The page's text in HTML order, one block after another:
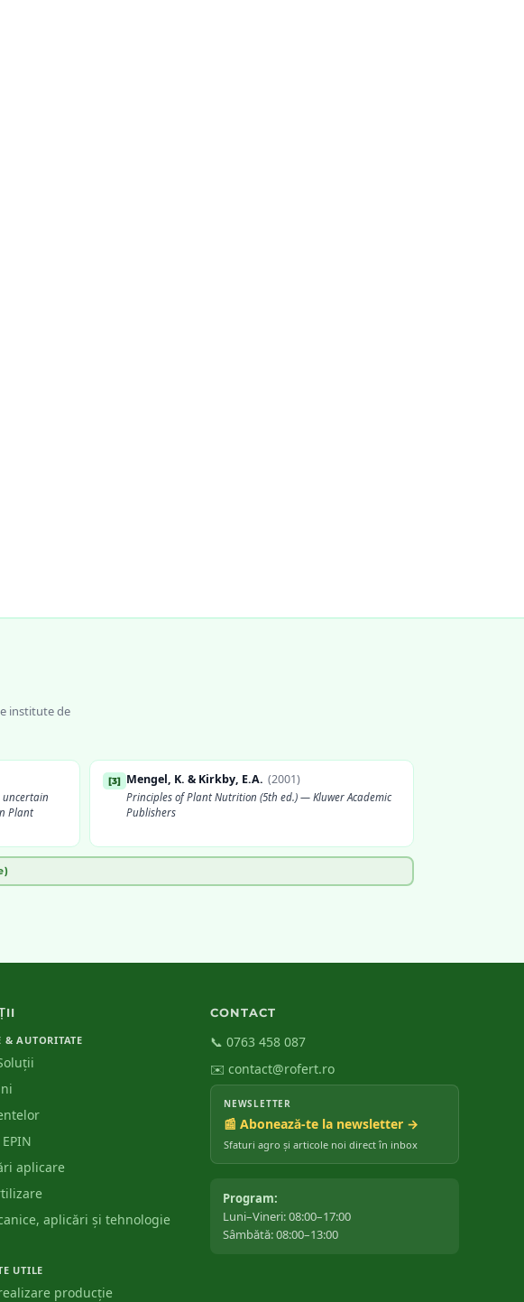
institute de
uncertain
Plant
[3] Mengel, K. & Kirkby, E.A. (2001)
Principles of Plant Nutrition (5th ed.) — Kluwer Academic
Publishers
AUTORITATE
aplicare
aplicări și tehnologie
UTILE
producție
CONTACT
📞 0763 458 087
✉️ contact@rofert.ro
NEWSLETTER
📰 Abonează-te la newsletter →
Sfaturi agro și articole noi direct în inbox
Program:
Luni–Vineri: 08:00–17:00
Sâmbătă: 08:00–13:00